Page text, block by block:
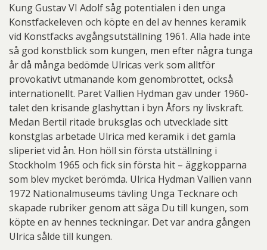
Kung Gustav VI Adolf såg potentialen i den unga
Konstfackeleven och köpte en del av hennes keramik
vid Konstfacks avgångsutställning 1961. Alla hade inte
så god konstblick som kungen, men efter några tunga
år då många bedömde Ulricas verk som alltför
provokativt utmanande kom genombrottet, också
internationellt. Paret Vallien Hydman gav under 1960-
talet den krisande glashyttan i byn Åfors ny livskraft.
Medan Bertil ritade bruksglas och utvecklade sitt
konstglas arbetade Ulrica med keramik i det gamla
sliperiet vid ån. Hon höll sin första utställning i
Stockholm 1965 och fick sin första hit – äggkopparna
som blev mycket berömda. Ulrica Hydman Vallien vann
1972 Nationalmuseums tävling Unga Tecknare och
skapade rubriker genom att säga Du till kungen, som
köpte en av hennes teckningar. Det var andra gången
Ulrica sålde till kungen.